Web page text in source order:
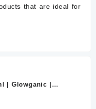
that are ideal for
| Glowganic |
for Bright &